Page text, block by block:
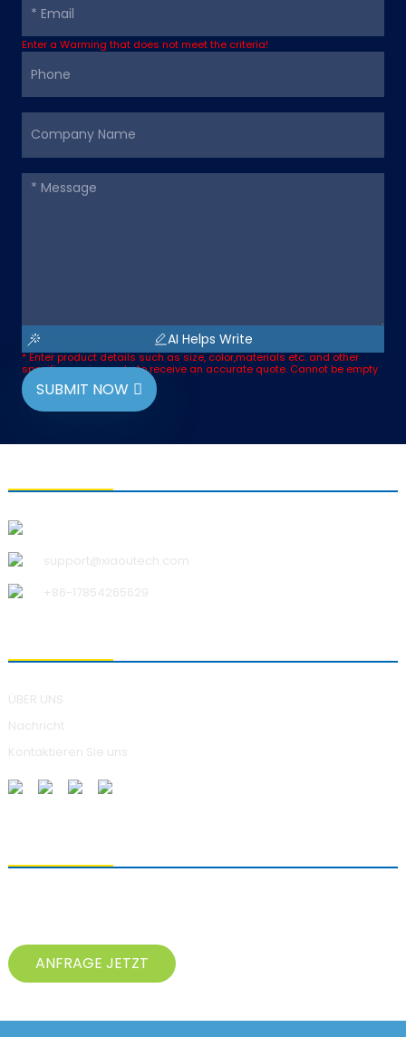
Enter a Warming that does not meet the criteria!
* Enter product details such as size, color,materials etc. and other
specific requirements to receive an accurate quote. Cannot be empty
AI Helps Write
SUBMIT NOW
support@xiaoutech.com
+86-17854265629
ÜBER UNS
Nachricht
Kontaktieren Sie uns
ANFRAGE JETZT